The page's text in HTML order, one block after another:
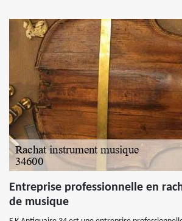
Entreprise professionnelle en
de musique